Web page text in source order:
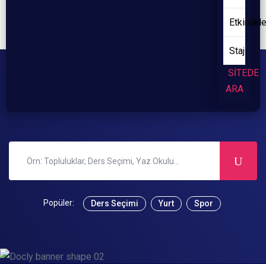
Staj
SİTEDE
ARA
Popüler: Ders Seçimi Yurt Spor